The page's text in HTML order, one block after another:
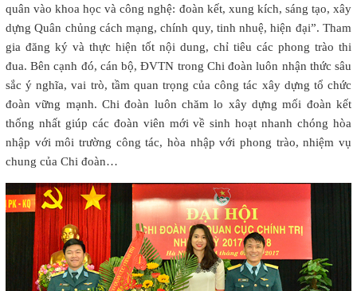
quân vào khoa học và công nghệ: đoàn kết, xung kích, sáng tạo, xây
dựng Quân chủng cách mạng, chính quy, tinh nhuệ, hiện đại”. Tham
gia đăng ký và thực hiện tốt nội dung, chỉ tiêu các phong trào thi
đua. Bên cạnh đó, cán bộ, ĐVTN trong Chi đoàn luôn nhận thức sâu
sắc ý nghĩa, vai trò, tầm quan trọng của công tác xây dựng tổ chức
đoàn vững mạnh. Chi đoàn luôn chăm lo xây dựng mối đoàn kết
thống nhất giúp các đoàn viên mới về sinh hoạt nhanh chóng hòa
nhập với môi trường công tác, hòa nhập với phong trào, nhiệm vụ
chung của Chi đoàn…